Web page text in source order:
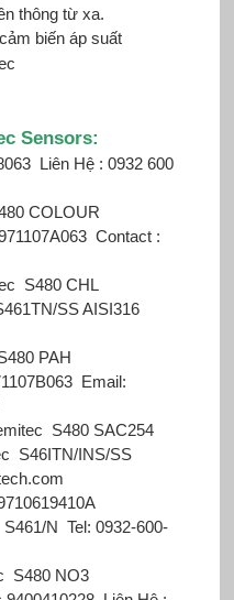
thông từ xa.
biến áp suất
Sensors:
Liên Hệ : 0932 600
COLOUR
Contact :
S480 CHL
SS AISI316
PAH
Email:
S480 SAC254
S46ITN/INS/SS
S461/N Tel: 0932-600-
S480 NO3